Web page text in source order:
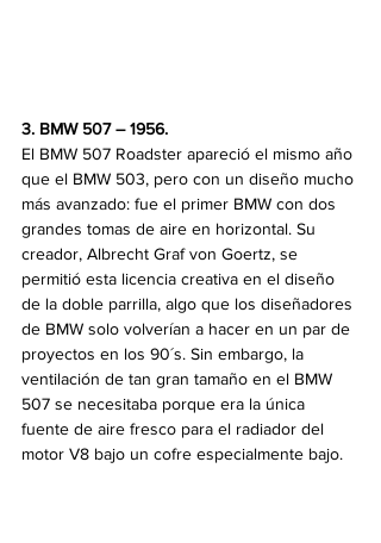
3. BMW 507 – 1956.
El BMW 507 Roadster apareció el mismo año
que el BMW 503, pero con un diseño mucho
más avanzado: fue el primer BMW con dos
grandes tomas de aire en horizontal. Su
creador, Albrecht Graf von Goertz, se
permitió esta licencia creativa en el diseño
de la doble parrilla, algo que los diseñadores
de BMW solo volverían a hacer en un par de
proyectos en los 90´s. Sin embargo, la
ventilación de tan gran tamaño en el BMW
507 se necesitaba porque era la única
fuente de aire fresco para el radiador del
motor V8 bajo un cofre especialmente bajo.